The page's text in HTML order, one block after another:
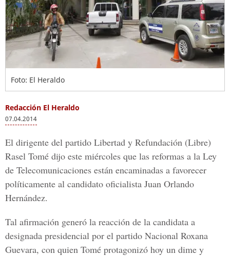
Foto: El Heraldo
Redacción El Heraldo
07.04.2014
El dirigente del partido Libertad y Refundación (Libre)
Rasel Tomé dijo este miércoles que las reformas a la Ley
de Telecomunicaciones están encaminadas a favorecer
políticamente al candidato oficialista Juan Orlando
Hernández.
Tal afirmación generó la reacción de la candidata a
designada presidencial por el partido Nacional Roxana
Guevara, con quien Tomé protagonizó hoy un dime y